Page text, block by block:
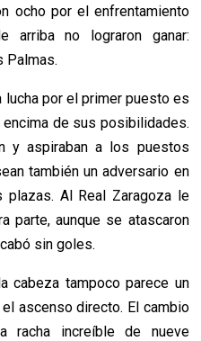
ocho por el enfrentamiento
arriba no lograron ganar:
Palmas.
lucha por el primer puesto es
de sus posibilidades.
y aspiraban a los puestos
también un adversario en
Al Real Zaragoza le
parte, aunque se atascaron
sin goles.
cabeza tampoco parece un
ascenso directo. El cambio
racha increíble de nueve